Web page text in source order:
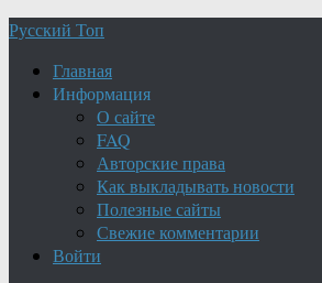
Русский Топ
Главная
Информация
О сайте
FAQ
Авторские права
Как выкладывать новости
Полезные сайты
Свежие комментарии
Войти